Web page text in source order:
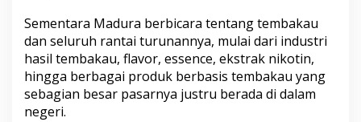
Sementara Madura berbicara tentang tembakau
dan seluruh rantai turunannya, mulai dari industri
hasil tembakau, flavor, essence, ekstrak nikotin,
hingga berbagai produk berbasis tembakau yang
sebagian besar pasarnya justru berada di dalam
negeri.